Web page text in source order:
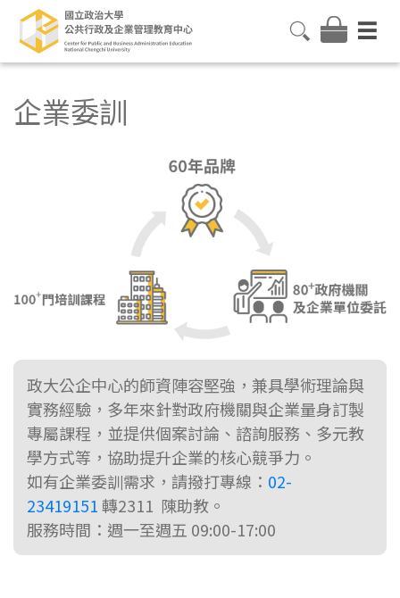
企業委訓
政大公企中心的師資陣容堅強，兼具學術理論與
實務經驗，多年來針對政府機關與企業量身訂製
專屬課程，並提供個案討論、諮詢服務、多元教
學方式等，協助提升企業的核心競爭力。
如有企業委訓需求，請撥打專線： 02-
23419151轉2311 陳助教。
服務時間：週一至週五 09:00-17:00